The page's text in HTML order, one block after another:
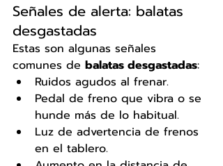
Señales de alerta: balatas
desgastadas
Estas son algunas señales
comunes de balatas desgastadas:
Ruidos agudos al frenar.
Pedal de freno que vibra o se
hunde más de lo habitual.
Luz de advertencia de frenos
en el tablero.